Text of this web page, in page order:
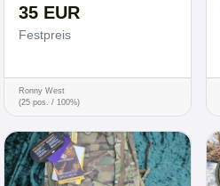
35 EUR
Festpreis
Ronny West
(25 pos. / 100%)